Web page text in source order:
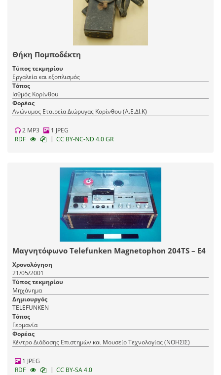
Θήκη Πομποδέκτη
Τύπος τεκμηρίου
Εργαλεία και εξοπλισμός
Τόπος
Ισθμός Κορίνθου
Φορέας
Ανώνυμος Εταιρεία Διώρυγας Κορίνθου (Α.Ε.ΔΙ.Κ)
2 MP3
1 JPEG
RDF
| CC BY-NC-ND 4.0 GR
Μαγνητόφωνο Telefunken Magnetophon 204TS – E4
Χρονολόγηση
21/05/2001
Τύπος τεκμηρίου
Μηχάνημα
Δημιουργός
TELEFUNKEN
Τόπος
Γερμανία
Φορέας
Κέντρο Διάδοσης Επιστημών και Μουσείο Τεχνολογίας (ΝΟΗΣΙΣ)
1 JPEG
RDF
| CC BY-SA 4.0